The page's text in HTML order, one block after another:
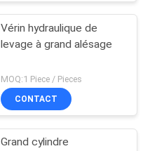
Vérin hydraulique de
levage à grand alésage
MOQ:1 Piece / Pieces
CONTACT
Grand cylindre